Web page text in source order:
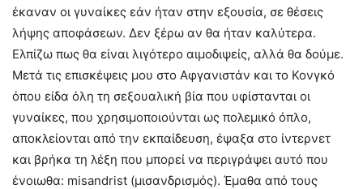
έκαναν οι γυναίκες εάν ήταν στην εξουσία, σε θέσεις
λήψης αποφάσεων. Δεν ξέρω αν θα ήταν καλύτερα.
Ελπίζω πως θα είναι λιγότερο αιμοδιψείς, αλλά θα δούμε.
Μετά τις επισκέψεις μου στο Αφγανιστάν και το Κονγκό
όπου είδα όλη τη σεξουαλική βία που υφίστανται οι
γυναίκες, που χρησιμοποιούνται ως πολεμικό όπλο,
αποκλείονται από την εκπαίδευση, έψαξα στο ίντερνετ
και βρήκα τη λέξη που μπορεί να περιγράψει αυτό που
ένοιωθα: misandrist (μισανδρισμός). Έμαθα από τους